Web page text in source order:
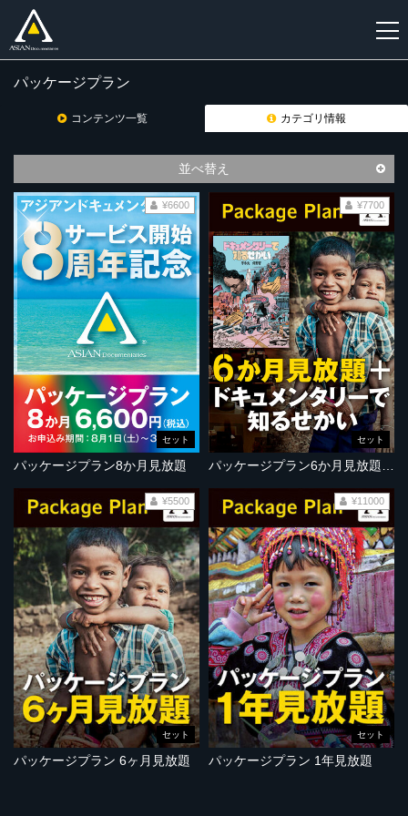
登
パッケージプラン
コンテンツ一覧 カテゴリ情報
並べ替え
セット
パッケージプラン8か月見放題
¥6600
セット
¥7700
セット
パッケージプラン 6ヶ月見放題
¥5500
セット
パッケージプラン 1年見放題
¥11000